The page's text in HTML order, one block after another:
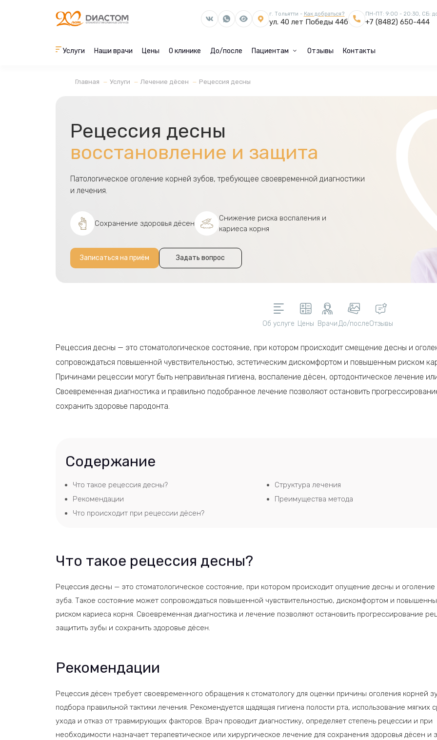
г. Тольятти - Как добраться?
ул. 40 лет Победы 44б
ПН-ПТ: 9:00 - 20:30, СБ:
+7 (8482) 650-444
Услуги Наши врачи Цены О клинике До/после Пациентам Отзывы Контакты
Главная Услуги Лечение дёсен Рецессия десны
Рецессия десны
восстановление и защита
Патологическое оголение корней зубов, требующее своевременной диагностики
и лечения.
Сохранение здоровья дёсен
Снижение риска воспаления и
кариеса корня
Записаться на приём Задать вопрос
Об услуге Цены ВрачиДо/послеОтзывы
Рецессия десны — это стоматологическое состояние, при котором происходит смещение десны и
сопровождаться повышенной чувствительностью, эстетическим дискомфортом и повышенным риском
Причинами рецессии могут быть неправильная гигиена, воспаление дёсен, ортодонтическое лечение
Своевременная диагностика и правильно подобранное лечение позволяют остановить
сохранить здоровье пародонта.
Содержание
Что такое рецессия десны?
Рекомендации
Что происходит при рецессии дёсен?
Структура лечения
Преимущества метода
Что такое рецессия десны?
Рецессия десны — это стоматологическое состояние, при котором происходит опущение десны и оголение
зуба. Такое состояние может сопровождаться повышенной чувствительностью, дискомфортом и
риском кариеса корня. Своевременная диагностика и лечение позволяют остановить прогрессирование
защитить зубы и сохранить здоровье дёсен.
Рекомендации
Рецессия дёсен требует своевременного обращения к стоматологу для оценки причины оголения корней
подбора правильной тактики лечения. Рекомендуется щадящая гигиена полости рта, использование мягких
ухода и отказ от травмирующих факторов. Врач проводит диагностику, определяет степень рецессии и при
необходимости назначает терапевтическое или хирургическое лечение для сохранения здоровья дёсен и